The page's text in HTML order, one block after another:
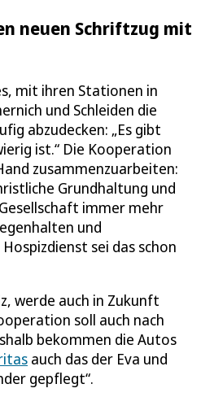
neuen Schriftzug mit
mit ihren Stationen in
und Schleiden die
abzudecken: „Es gibt
ist.“ Die Kooperation
zusammenzuarbeiten:
Grundhaltung und
immer mehr
und
sei das schon
werde auch in Zukunft
soll auch nach
bekommen die Autos
auch das der Eva und
gepflegt“.